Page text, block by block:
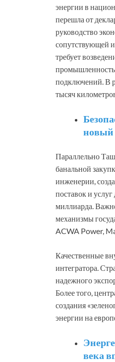
энергии в
перешла от
руководство
сопутствующей
требует
промышленность
подключений. В
тысяч
новый
Параллельно
банальной
инженерии,
поставок и
миллиарда.
механизмы
ACWA Power,
Качественные
интегратора.
надежного
Более того,
создания
энергии на
века